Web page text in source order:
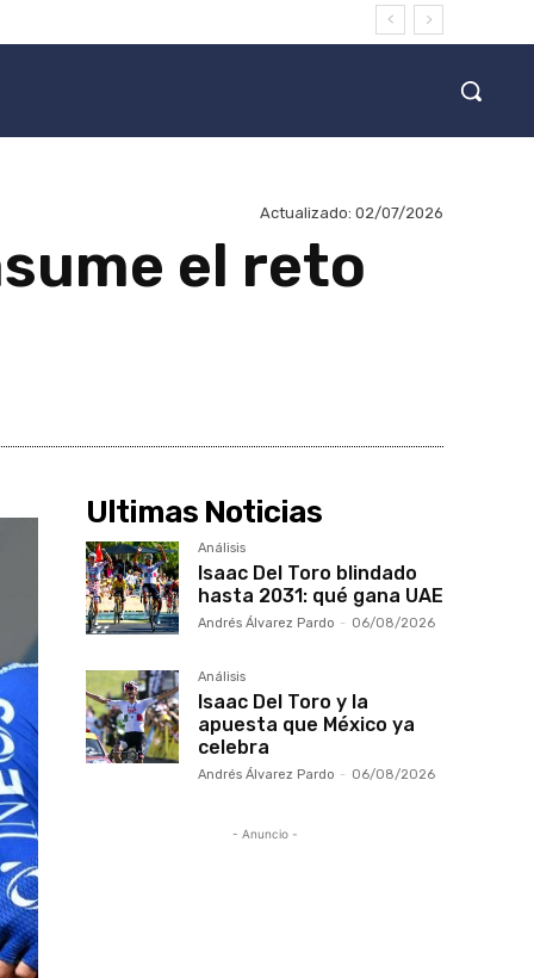
Actualizado: 02/07/2026
el reto
Ultimas Noticias
Análisis
Isaac Del Toro blindado
hasta 2031: qué gana UAE
Andrés Álvarez Pardo - 06/08/2026
Análisis
Isaac Del Toro y la
apuesta que México ya
celebra
Andrés Álvarez Pardo - 06/08/2026
- Anuncio -